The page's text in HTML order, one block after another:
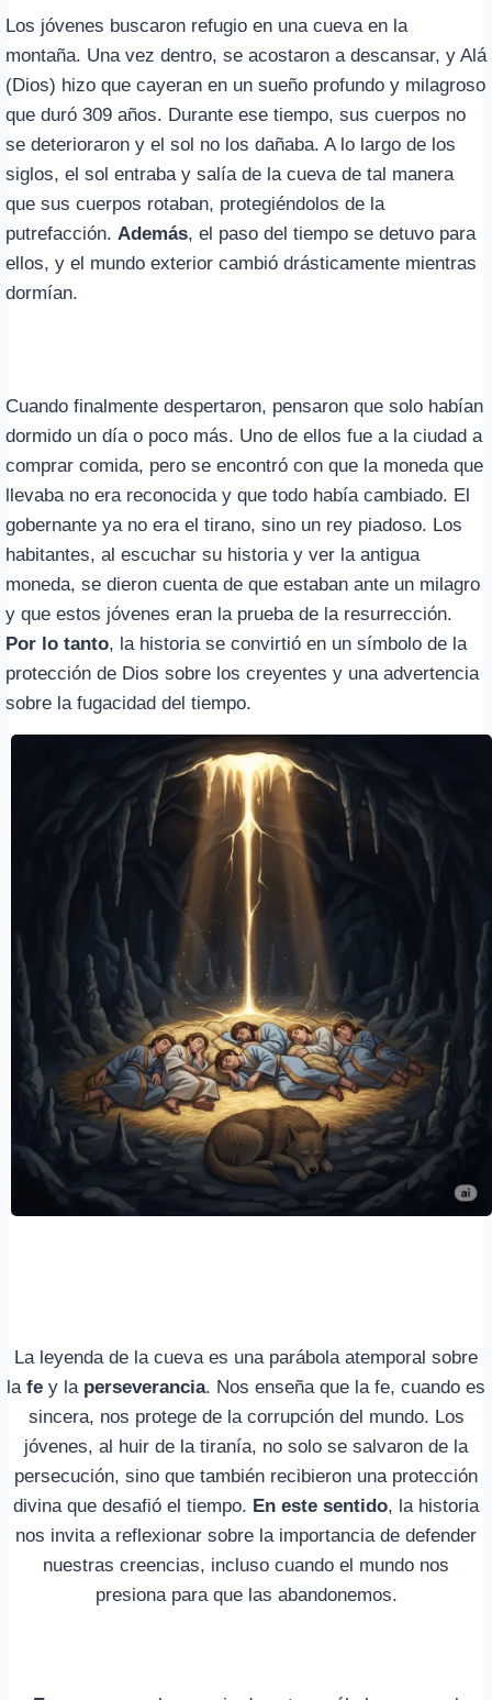
Los jóvenes buscaron refugio en una cueva en la
montaña. Una vez dentro, se acostaron a descansar, y Alá
(Dios) hizo que cayeran en un sueño profundo y milagroso
que duró 309 años. Durante ese tiempo, sus cuerpos no
se deterioraron y el sol no los dañaba. A lo largo de los
siglos, el sol entraba y salía de la cueva de tal manera
que sus cuerpos rotaban, protegiéndolos de la
putrefacción. Además, el paso del tiempo se detuvo para
ellos, y el mundo exterior cambió drásticamente mientras
dormían.
Cuando finalmente despertaron, pensaron que solo habían
dormido un día o poco más. Uno de ellos fue a la ciudad a
comprar comida, pero se encontró con que la moneda que
llevaba no era reconocida y que todo había cambiado. El
gobernante ya no era el tirano, sino un rey piadoso. Los
habitantes, al escuchar su historia y ver la antigua
moneda, se dieron cuenta de que estaban ante un milagro
y que estos jóvenes eran la prueba de la resurrección.
Por lo tanto, la historia se convirtió en un símbolo de la
protección de Dios sobre los creyentes y una advertencia
sobre la fugacidad del tiempo.
La leyenda de la cueva es una parábola atemporal sobre
la fe y la perseverancia. Nos enseña que la fe, cuando es
sincera, nos protege de la corrupción del mundo. Los
jóvenes, al huir de la tiranía, no solo se salvaron de la
persecución, sino que también recibieron una protección
divina que desafió el tiempo. En este sentido, la historia
nos invita a reflexionar sobre la importancia de defender
nuestras creencias, incluso cuando el mundo nos
presiona para que las abandonemos.